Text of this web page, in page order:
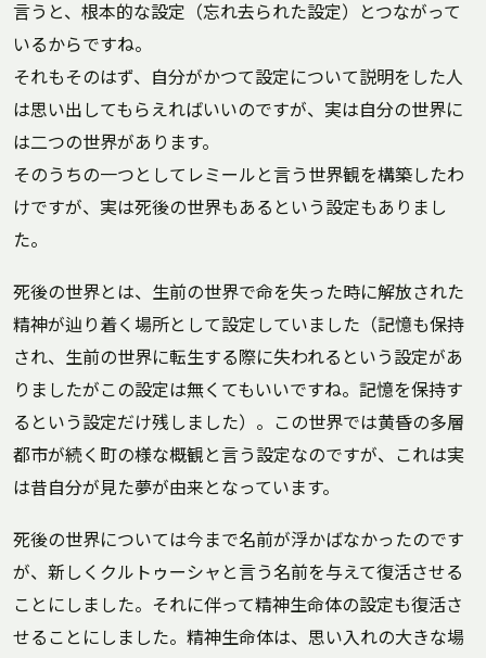
言うと、根本的な設定（忘れ去られた設定）とつながって
いるからですね。
それもそのはず、自分がかつて設定について説明をした人
は思い出してもらえればいいのですが、実は自分の世界に
は二つの世界があります。
そのうちの一つとしてレミールと言う世界観を構築したわ
けですが、実は死後の世界もあるという設定もありまし
た。
死後の世界とは、生前の世界で命を失った時に解放された
精神が辿り着く場所として設定していました（記憶も保持
され、生前の世界に転生する際に失われるという設定があ
りましたがこの設定は無くてもいいですね。記憶を保持す
るという設定だけ残しました）。この世界では黄昏の多層
都市が続く町の様な概観と言う設定なのですが、これは実
は昔自分が見た夢が由来となっています。
死後の世界については今まで名前が浮かばなかったのです
が、新しくクルトゥーシャと言う名前を与えて復活させる
ことにしました。それに伴って精神生命体の設定も復活さ
せることにしました。精神生命体は、思い入れの大きな場